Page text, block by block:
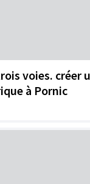
voies. créer
à Pornic